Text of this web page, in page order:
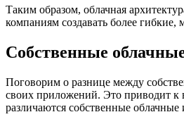
Таким образом, облачная
компаниям создавать более
Собственные
Поговорим о разнице между
своих приложений. Это приводит к
различаются собственные